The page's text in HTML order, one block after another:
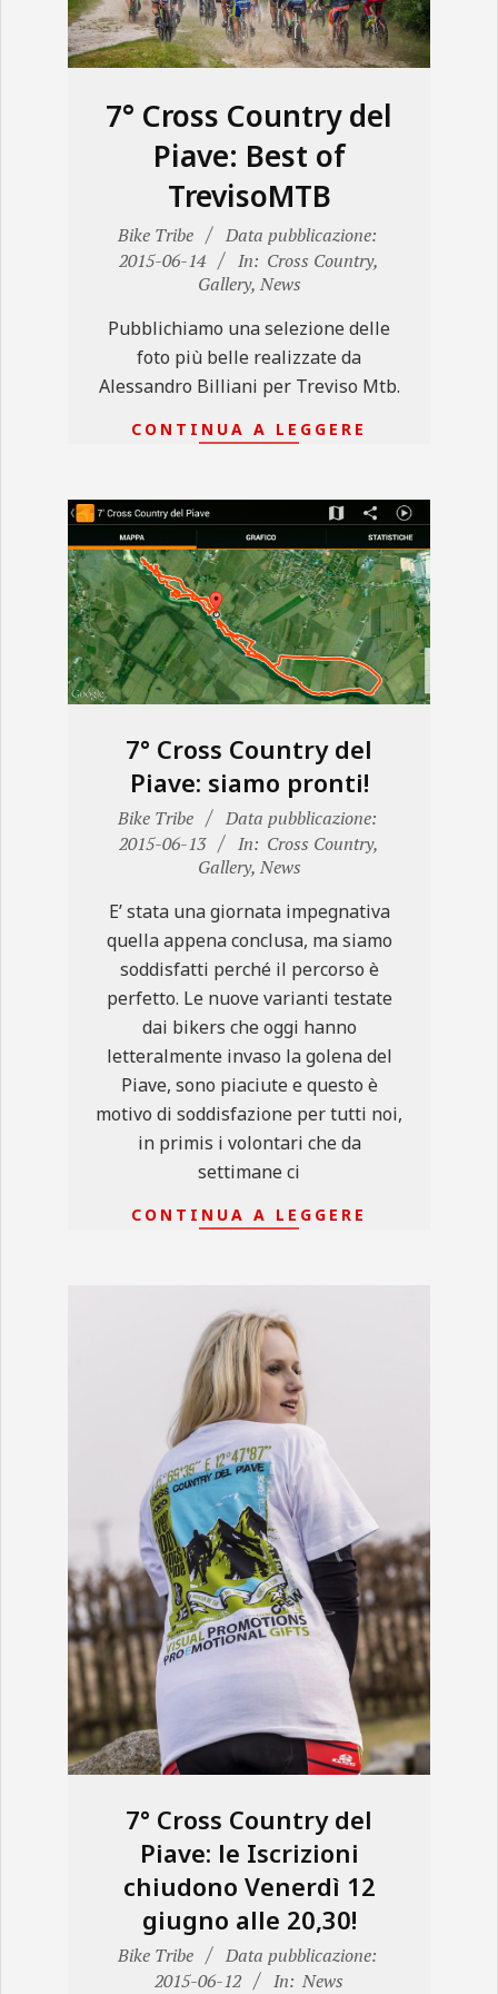
7° Cross Country del
Piave: Best of
TrevisoMTB
2015-
Bike Tribe
Data pubblicazione:
2015-06-14
In: Cross Country,
Gallery, News
Pubblichiamo una selezione delle
foto più belle realizzate da
Alessandro Billiani per Treviso Mtb.
CONTINUA A LEGGERE
7° Cross Country del
Piave: siamo pronti!
2015-
Bike Tribe
Data pubblicazione:
2015-06-13
In: Cross Country,
Gallery, News
E’ stata una giornata impegnativa
quella appena conclusa, ma siamo
soddisfatti perché il percorso è
perfetto. Le nuove varianti testate
dai bikers che oggi hanno
letteralmente invaso la golena del
Piave, sono piaciute e questo è
motivo di soddisfazione per tutti noi,
in primis i volontari che da
settimane ci
CONTINUA A LEGGERE
7° Cross Country del
Piave: le Iscrizioni
chiudono Venerdì 12
giugno alle 20,30!
2015-
Bike Tribe
Data pubblicazione:
2015-06-12
In: News